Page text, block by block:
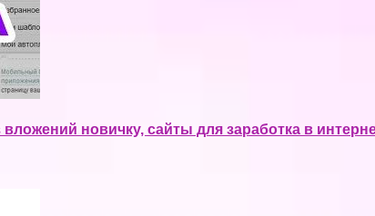
новичку, сайты для заработка в